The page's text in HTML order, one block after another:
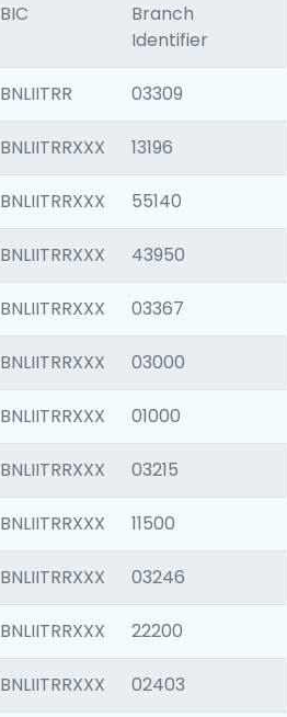
BIC
Branch
Identifier
BNLIITRR 03309
BNLIITRRXXX 13196
BNLIITRRXXX 55140
BNLIITRRXXX 43950
BNLIITRRXXX 03367
BNLIITRRXXX 03000
BNLIITRRXXX 01000
BNLIITRRXXX 03215
BNLIITRRXXX 11500
BNLIITRRXXX 03246
BNLIITRRXXX 22200
BNLIITRRXXX 02403